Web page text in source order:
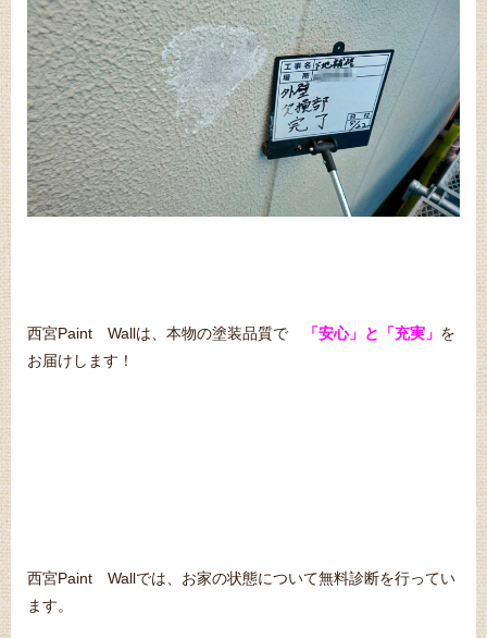
西宮Paint Wallは、本物の塗装品質で 「安心」と「充実」 を
お届けします！
西宮Paint Wallでは、お家の状態について無料診断を行ってい
ます。